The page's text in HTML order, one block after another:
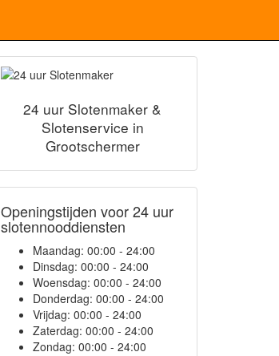
24 uur Slotenmaker &
Slotenservice in
Grootschermer
Openingstijden voor 24 uur
slotennooddiensten
Maandag: 00:00 - 24:00
Dinsdag: 00:00 - 24:00
Woensdag: 00:00 - 24:00
Donderdag: 00:00 - 24:00
Vrijdag: 00:00 - 24:00
Zaterdag: 00:00 - 24:00
Zondag: 00:00 - 24:00